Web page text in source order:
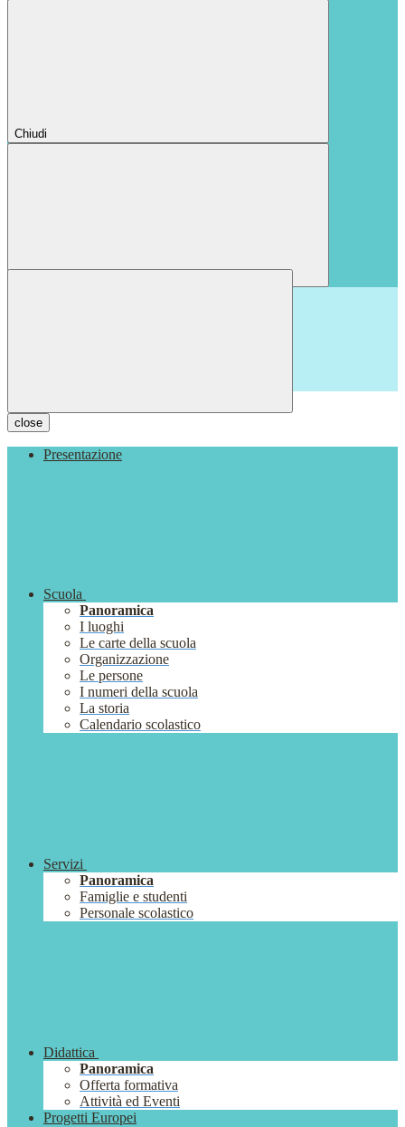
Chiudi
close
Presentazione
Scuola
Panoramica
I luoghi
Le carte della scuola
Organizzazione
Le persone
I numeri della scuola
La storia
Calendario scolastico
Servizi
Panoramica
Famiglie e studenti
Personale scolastico
Didattica
Panoramica
Offerta formativa
Attività ed Eventi
Progetti Europei